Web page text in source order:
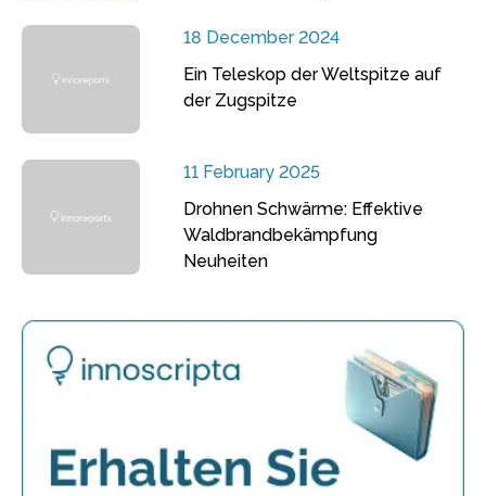
18 December 2024
Ein Teleskop der Weltspitze auf
der Zugspitze
11 February 2025
Drohnen Schwärme: Effektive
Waldbrandbekämpfung
Neuheiten